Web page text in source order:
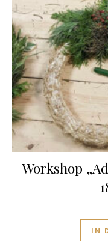
Workshop
IN